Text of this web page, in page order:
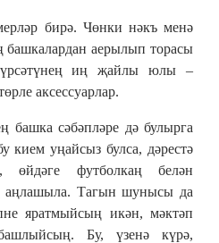
бирә. Чөнки нәкъ менә
башкалардан аерылып торасы
иң җайлы юлы –
аксессуарлар.
башка сәбәпләре дә булырга
уңайсыз булса, дәрестә
өйдәге футболкаң белән
аңлашыла. Тагын шунысы да
яратмыйсың икән, мәктәп
Бу, үзенә күрә,